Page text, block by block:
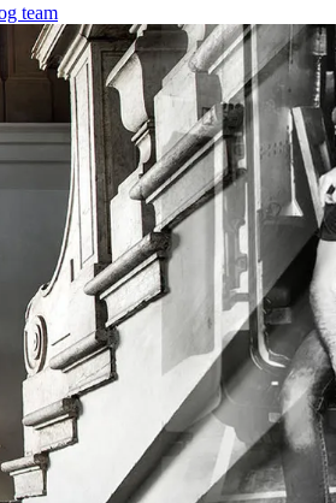
team